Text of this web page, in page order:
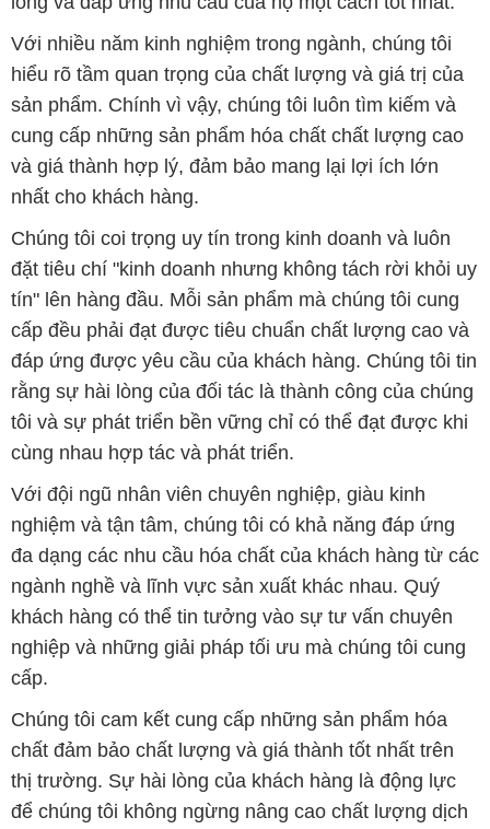
Với nhiều năm kinh nghiệm trong ngành, chúng tôi
hiểu rõ tầm quan trọng của chất lượng và giá trị của
sản phẩm. Chính vì vậy, chúng tôi luôn tìm kiếm và
cung cấp những sản phẩm hóa chất chất lượng cao
và giá thành hợp lý, đảm bảo mang lại lợi ích lớn
nhất cho khách hàng.
Chúng tôi coi trọng uy tín trong kinh doanh và luôn
đặt tiêu chí "kinh doanh nhưng không tách rời khỏi uy
tín" lên hàng đầu. Mỗi sản phẩm mà chúng tôi cung
cấp đều phải đạt được tiêu chuẩn chất lượng cao và
đáp ứng được yêu cầu của khách hàng. Chúng tôi tin
rằng sự hài lòng của đối tác là thành công của chúng
tôi và sự phát triển bền vững chỉ có thể đạt được khi
cùng nhau hợp tác và phát triển.
Với đội ngũ nhân viên chuyên nghiệp, giàu kinh
nghiệm và tận tâm, chúng tôi có khả năng đáp ứng
đa dạng các nhu cầu hóa chất của khách hàng từ các
ngành nghề và lĩnh vực sản xuất khác nhau. Quý
khách hàng có thể tin tưởng vào sự tư vấn chuyên
nghiệp và những giải pháp tối ưu mà chúng tôi cung
cấp.
Chúng tôi cam kết cung cấp những sản phẩm hóa
chất đảm bảo chất lượng và giá thành tốt nhất trên
thị trường. Sự hài lòng của khách hàng là động lực
để chúng tôi không ngừng nâng cao chất lượng dịch